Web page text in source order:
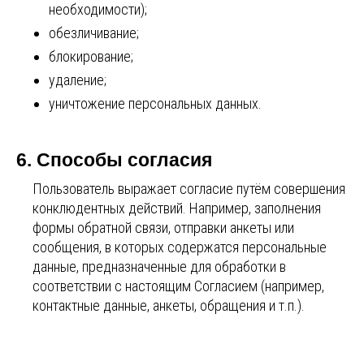
необходимости);
обезличивание;
блокирование;
удаление;
уничтожение персональных данных.
6. Способы согласия
Пользователь выражает согласие путём совершения
конклюдентных действий. Например, заполнения
формы обратной связи, отправки анкеты или
сообщения, в которых содержатся персональные
данные, предназначенные для обработки в
соответствии с настоящим Согласием (например,
контактные данные, анкеты, обращения и т.п.).